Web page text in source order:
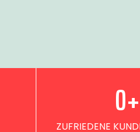
ZUFRIEDENE
0+